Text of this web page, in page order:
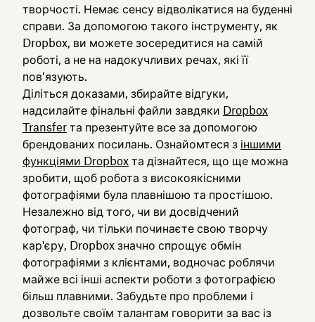
творчості. Немає сенсу відволікатися на буденні
справи. За допомогою такого інструменту, як
Dropbox, ви можете зосередитися на самій
роботі, а не на надокучливих речах, які її
пов’язують.
Діліться доказами, збирайте відгуки,
надсилайте фінальні файли завдяки Dropbox
Transfer та презентуйте все за допомогою
брендованих посилань. Ознайомтеся з іншими
функціями Dropbox та дізнайтеся, що ще можна
зробити, щоб робота з високоякісними
фотографіями була плавнішою та простішою.
Незалежно від того, чи ви досвідчений
фотограф, чи тільки починаєте свою творчу
кар'єру, Dropbox значно спрощує обмін
фотографіями з клієнтами, водночас роблячи
майже всі інші аспекти роботи з фотографією
більш плавними. Забудьте про проблеми і
дозвольте своїм талантам говорити за вас із